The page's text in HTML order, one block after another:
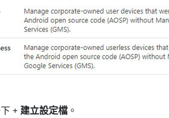
+ 建立設定檔。